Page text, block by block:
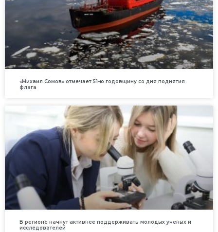
«Михаил Сомов» отмечает 51-ю годовщину со дня поднятия
флага
В регионе начнут активнее поддерживать молодых ученых и
исследователей